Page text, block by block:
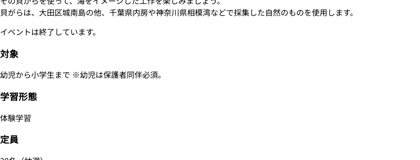
貝がらは、大田区城南島の他、千葉県内房や神奈川県相模湾などで採集した自然のものを使用します。
イベントは終了しています。
対象
幼児から小学生まで ※幼児は保護者同伴必須。
学習形態
体験学習
定員